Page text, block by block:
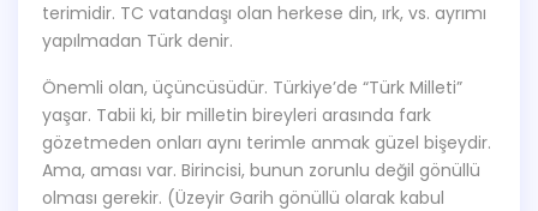
terimidir. TC vatandaşı olan herkese din, ırk, vs. ayrımı
yapılmadan Türk denir.
Önemli olan, üçüncüsüdür. Türkiye’de “Türk Milleti”
yaşar. Tabii ki, bir milletin bireyleri arasında fark
gözetmeden onları aynı terimle anmak güzel bişeydir.
Ama, aması var. Birincisi, bunun zorunlu değil gönüllü
olması gerekir. (Üzeyir Garih gönüllü olarak kabul